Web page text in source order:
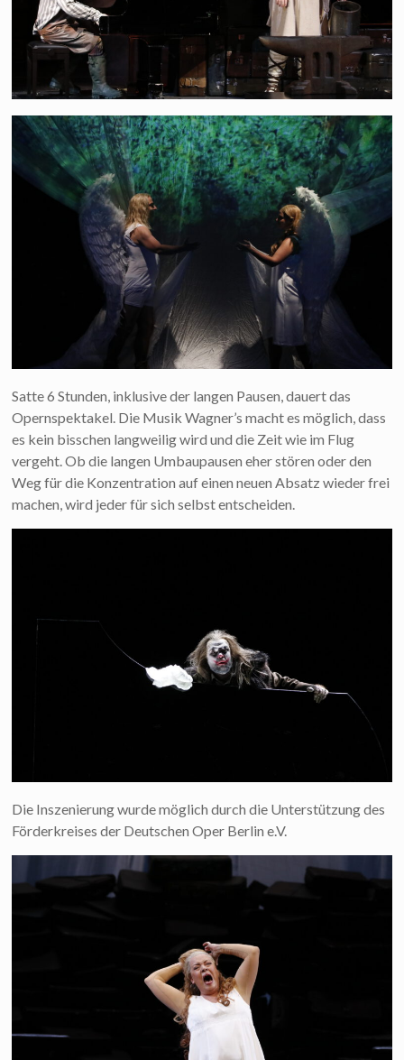
Satte 6 Stunden, inklusive der langen Pausen, dauert das
Opernspektakel. Die Musik Wagner’s macht es möglich, dass
es kein bisschen langweilig wird und die Zeit wie im Flug
vergeht. Ob die langen Umbaupausen eher stören oder den
Weg für die Konzentration auf einen neuen Absatz wieder frei
machen, wird jeder für sich selbst entscheiden.
Die Inszenierung wurde möglich durch die Unterstützung des
Förderkreises der Deutschen Oper Berlin e.V.